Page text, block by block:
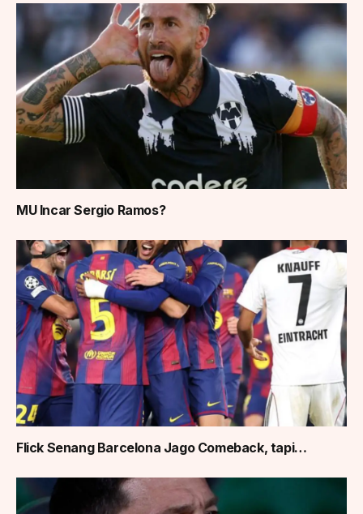
MU Incar Sergio Ramos?
Flick Senang Barcelona Jago Comeback, tapi…